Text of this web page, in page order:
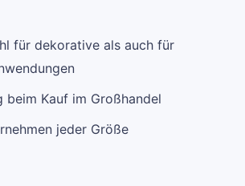
für dekorative als auch für
beim Kauf im Großhandel
jeder Größe